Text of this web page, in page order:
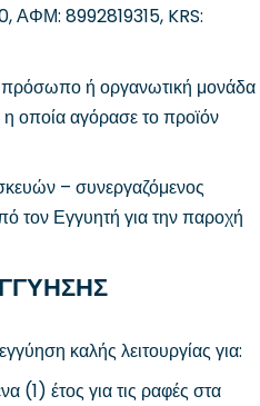
ΑΦΜ: 8992819315, KRS:
ή οργανωτική μονάδα
οποία αγόρασε το προϊόν
– συνεργαζόμενος
τον Εγγυητή για την παροχή
καλής λειτουργίας για:
(1) έτος για τις ραφές στα